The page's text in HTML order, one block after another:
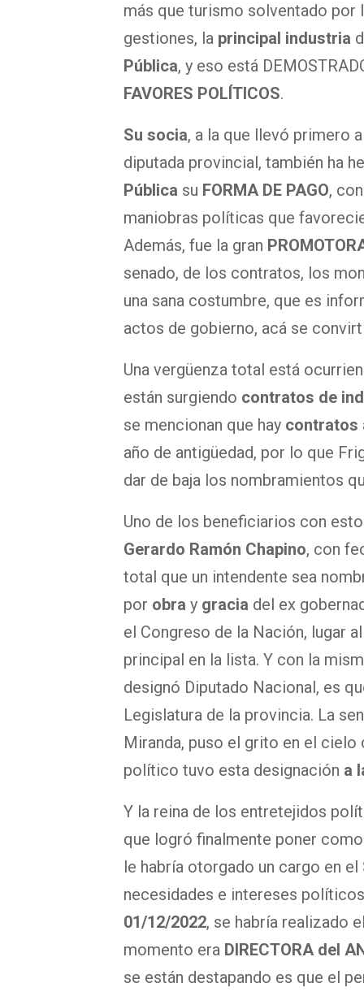
más que turismo solventado por
gestiones, la principal industria
Pública, y eso está
FAVORES POLÍTICOS.
Su socia, a la que llevó primero
diputada provincial, también ha
Pública su FORMA DE PAGO,
maniobras políticas que
Además, fue la gran
senado, de los contratos, los
una sana costumbre, que es
actos de gobierno, acá se
Una vergüenza total está
están surgiendo contratos de
se mencionan que hay contratos
año de antigüedad, por lo que
dar de baja los nombramientos
Uno de los beneficiarios con
Gerardo Ramón Chapino, con
total que un intendente sea
por obra y gracia del ex
el Congreso de la Nación, lugar
principal en la lista. Y con la
designó Diputado Nacional, es
Legislatura de la provincia. La
Miranda, puso el grito en el
político tuvo esta designación a
Y la reina de los entretejidos
que logró finalmente poner
le habría otorgado un cargo en
necesidades e intereses
01/12/2022, se habría realizado
momento era DIRECTORA del
se están destapando es que el